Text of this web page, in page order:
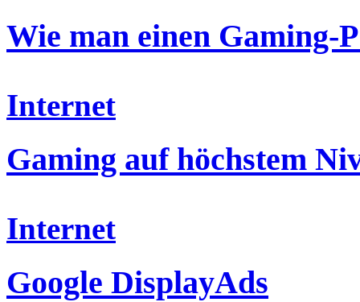
Wie man einen Gaming-
Internet
Gaming auf höchstem
Internet
Google DisplayAds